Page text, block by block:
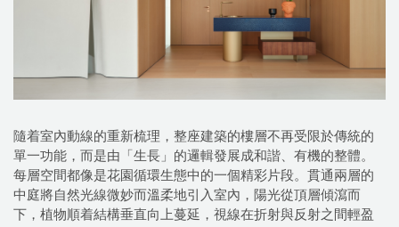
隨着室內動線的重新梳理，整座建築的樓層不再受限於傳統的
單一功能，而是由「生長」的邏輯發展成和諧、有機的整體。
每層空間都像是花園循環生態中的一個精彩片段。貫通兩層的
中庭將自然光線微妙而溫柔地引入室內，陽光從頂層傾瀉而
下，植物順着結構垂直向上蔓延，視線在折射與反射之間輕盈